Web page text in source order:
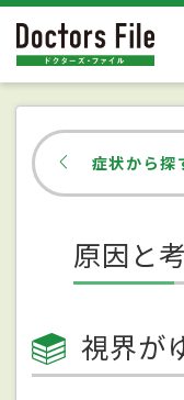
症状から探
原因と
視界が